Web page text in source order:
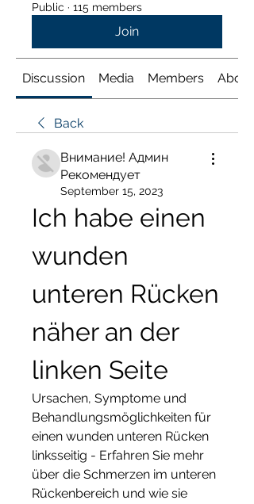
Public · 115 members
Join
Discussion Media Members About
Back
Внимание! Админ
Рекомендует
September 15, 2023
Ich habe einen
wunden
unteren Rücken
näher an der
linken Seite
Ursachen, Symptome und
Behandlungsmöglichkeiten für
einen wunden unteren Rücken
linksseitig - Erfahren Sie mehr
über die Schmerzen im unteren
Rückenbereich und wie sie